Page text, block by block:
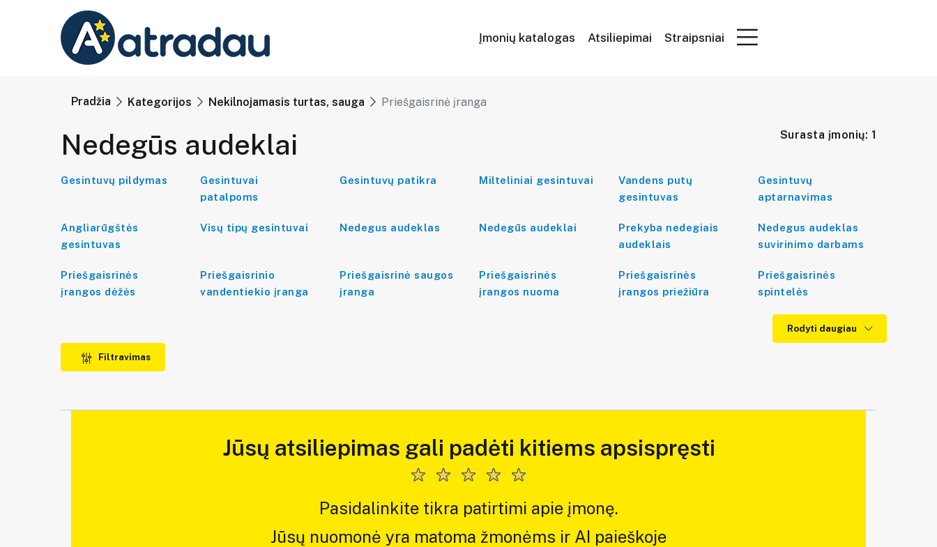
Įmonių katalogas Atsiliepimai Straipsniai
Pradžia Kategorijos Nekilnojamasis turtas, sauga Priešgaisrinė įranga
Nedegūs audeklai Surasta įmonių: 1
Gesintuvų pildymas
Gesintuvai
patalpoms
Gesintuvų patikra Milteliniai gesintuvai
Vandens putų
gesintuvas
Gesintuvų
aptarnavimas
Angliarūgštės
gesintuvas
Visų tipų gesintuvai Nedegus audeklas Nedegūs audeklai
Prekyba nedegiais
audeklais
Nedegus audeklas
suvirinimo darbams
Priešgaisrinės
įrangos dėžės
Priešgaisrinio
vandentiekio įranga
Priešgaisrinė saugos
įranga
Priešgaisrinės
įrangos nuoma
Priešgaisrinės
įrangos priežiūra
Priešgaisrinės
spintelės
Rodyti daugiau
Filtravimas
Jūsų atsiliepimas gali padėti kitiems apsispręsti
Pasidalinkite tikra patirtimi apie įmonę.
Jūsų nuomonė yra matoma žmonėms ir AI paieškoje